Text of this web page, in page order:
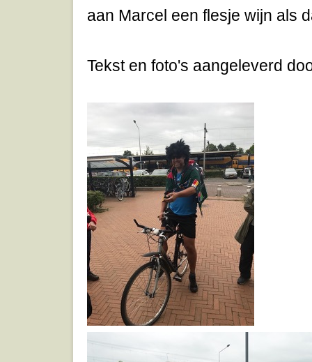
aan Marcel een flesje wijn als
Tekst en foto's aangeleverd